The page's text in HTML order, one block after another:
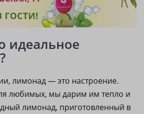
идеальное
лимонад — это настроение.
любимых, мы дарим им тепло и
лимонад, приготовленный в